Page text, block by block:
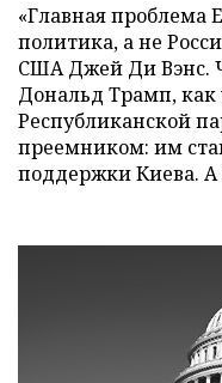
«Главная проблема
политика, а не
США Джей Ди Вэнс.
Дональд Трамп,
Республиканской
преемником: им
поддержки Киева. А